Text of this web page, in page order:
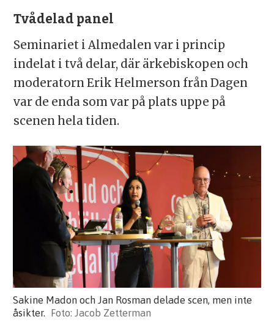
Tvådelad panel
Seminariet i Almedalen var i princip
indelat i två delar, där ärkebiskopen och
moderatorn Erik Helmerson från Dagen
var de enda som var på plats uppe på
scenen hela tiden.
Sakine Madon och Jan Rosman delade scen, men inte
åsikter.
Jacob Zetterman